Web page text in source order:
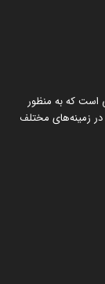
است که به منظور
زمینه‌های مختلف